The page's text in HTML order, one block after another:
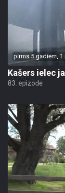
pirms 5 gadiem, 1
Kašers ielec
83. epizode